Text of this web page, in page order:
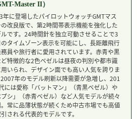
Master II）
年に登場したパイロットウォッチGMTマス
改良版で、第2時間帯表示機能を強化した
です。24時間針を独立可動させることで3
タイムゾーン表示を可能にし、長距離飛行
員や旅行者に愛用されています。赤青や黒
特徴的な2色ベゼルは昼夜の判別や都市識
いられ、デザイン面でも高い人気を誇りま
年のモデル刷新以降需要が急増し、201
には愛称「バットマン」（青黒ベゼル）や
プシ」（赤青ベゼル）など人気モデルが続々
常に品薄状態が続くため中古市場でも高値
される代表的モデルです。